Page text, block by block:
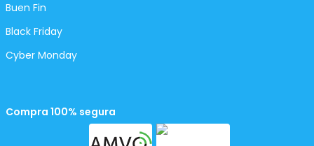
Buen Fin
Black Friday
Cyber Monday
Compra 100% segura